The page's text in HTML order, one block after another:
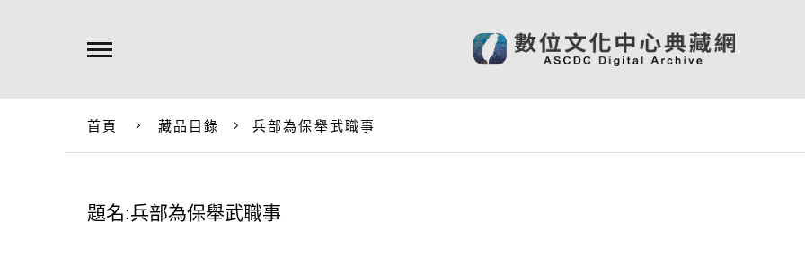
首頁 藏品目錄 兵部為保舉武職事
題名:兵部為保舉武職事